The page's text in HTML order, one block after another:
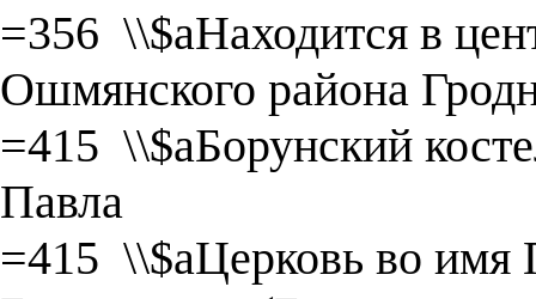
=356 \\$aНаходится в
Ошмянского района
=415 \\$aБорунский
Павла
=415 \\$aЦерковь во имя